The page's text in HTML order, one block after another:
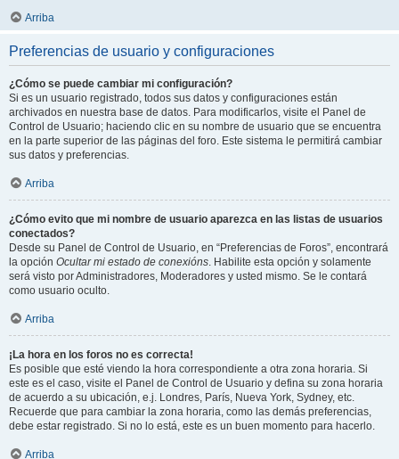
Arriba
Preferencias de usuario y configuraciones
¿Cómo se puede cambiar mi configuración?
Si es un usuario registrado, todos sus datos y configuraciones están
archivados en nuestra base de datos. Para modificarlos, visite el Panel de
Control de Usuario; haciendo clic en su nombre de usuario que se encuentra
en la parte superior de las páginas del foro. Este sistema le permitirá cambiar
sus datos y preferencias.
Arriba
¿Cómo evito que mi nombre de usuario aparezca en las listas de usuarios
conectados?
Desde su Panel de Control de Usuario, en “Preferencias de Foros”, encontrará
la opción Ocultar mi estado de conexións. Habilite esta opción y solamente
será visto por Administradores, Moderadores y usted mismo. Se le contará
como usuario oculto.
Arriba
¡La hora en los foros no es correcta!
Es posible que esté viendo la hora correspondiente a otra zona horaria. Si
este es el caso, visite el Panel de Control de Usuario y defina su zona horaria
de acuerdo a su ubicación, e.j. Londres, París, Nueva York, Sydney, etc.
Recuerde que para cambiar la zona horaria, como las demás preferencias,
debe estar registrado. Si no lo está, este es un buen momento para hacerlo.
Arriba